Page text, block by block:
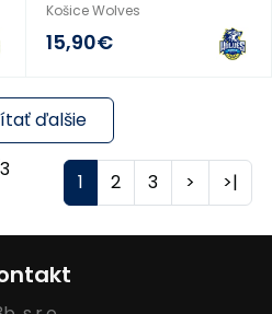
Košice Wolves
15,90€
ďalšie
1 2 3 > >|